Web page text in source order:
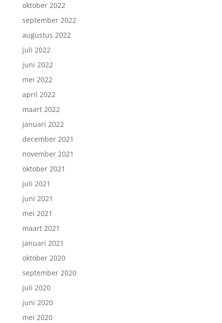
oktober 2022
september 2022
augustus 2022
juli 2022
juni 2022
mei 2022
april 2022
maart 2022
januari 2022
december 2021
november 2021
oktober 2021
juli 2021
juni 2021
mei 2021
maart 2021
januari 2021
oktober 2020
september 2020
juli 2020
juni 2020
mei 2020